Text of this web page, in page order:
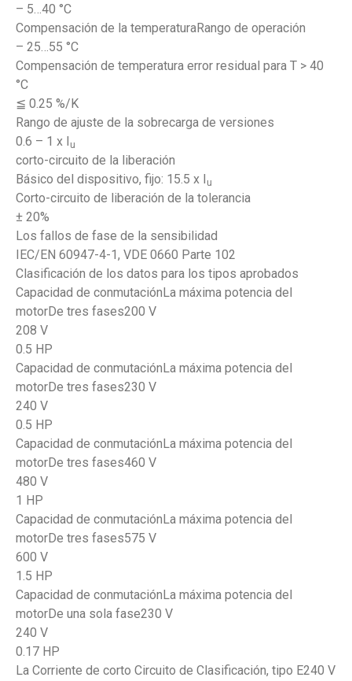
– 5…40 °C
Compensación de la temperaturaRango de operación
– 25…55 °C
Compensación de temperatura error residual para T > 40
°C
≦ 0.25 %/K
Rango de ajuste de la sobrecarga de versiones
0.6 – 1 x I
u
corto-circuito de la liberación
Básico del dispositivo, fijo: 15.5 x I
u
Corto-circuito de liberación de la tolerancia
± 20%
Los fallos de fase de la sensibilidad
IEC/EN 60947-4-1, VDE 0660 Parte 102
Clasificación de los datos para los tipos aprobados
Capacidad de conmutaciónLa máxima potencia del
motorDe tres fases200 V
208 V
0.5 HP
Capacidad de conmutaciónLa máxima potencia del
motorDe tres fases230 V
240 V
0.5 HP
Capacidad de conmutaciónLa máxima potencia del
motorDe tres fases460 V
480 V
1 HP
Capacidad de conmutaciónLa máxima potencia del
motorDe tres fases575 V
600 V
1.5 HP
Capacidad de conmutaciónLa máxima potencia del
motorDe una sola fase230 V
240 V
0.17 HP
La Corriente de corto Circuito de Clasificación, tipo E240 V